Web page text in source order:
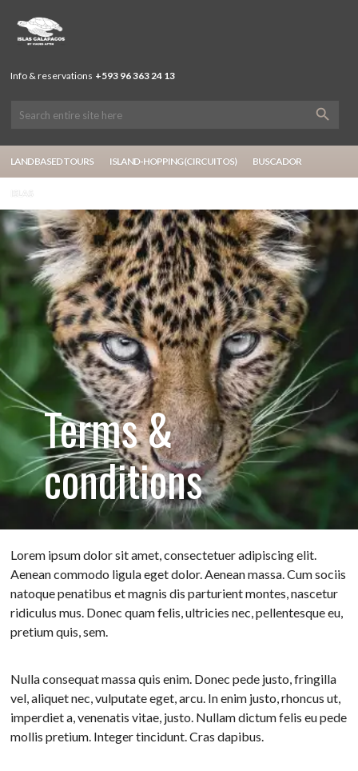
Info & reservations +593 96 363 24 13
LAND BASED TOURS ISLAND-HOPPING (CIRCUITOS) BUSCADOR
ISLAS
Terms &
conditions
Lorem ipsum dolor sit amet, consectetuer adipiscing elit.
Aenean commodo ligula eget dolor. Aenean massa. Cum sociis
natoque penatibus et magnis dis parturient montes, nascetur
ridiculus mus. Donec quam felis, ultricies nec, pellentesque eu,
pretium quis, sem.
Nulla consequat massa quis enim. Donec pede justo, fringilla
vel, aliquet nec, vulputate eget, arcu. In enim justo, rhoncus ut,
imperdiet a, venenatis vitae, justo. Nullam dictum felis eu pede
mollis pretium. Integer tincidunt. Cras dapibus.